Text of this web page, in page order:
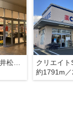
食品館あおば 大井松田店
約1791m